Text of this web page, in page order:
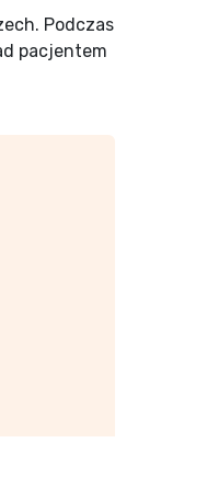
Podczas
pacjentem